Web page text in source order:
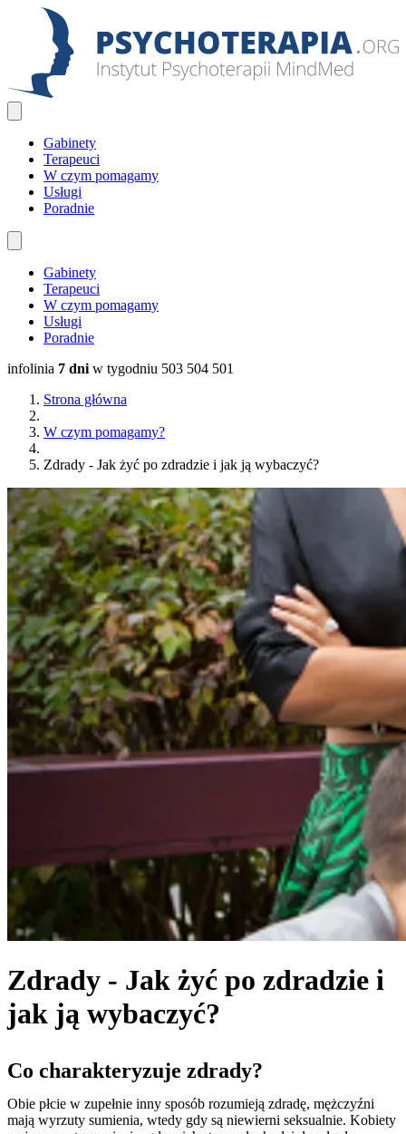
Gabinety
Terapeuci
W czym pomagamy
Usługi
Poradnie
Gabinety
Terapeuci
W czym pomagamy
Usługi
Poradnie
infolinia 7 dni w tygodniu 503 504 501
Strona główna
W czym pomagamy?
Zdrady - Jak żyć po zdradzie i jak ją wybaczyć?
Zdrady - Jak żyć po zdradzie i
jak ją wybaczyć?
Co charakteryzuje zdrady?
Obie płcie w zupełnie inny sposób rozumieją zdradę, mężczyźni
mają wyrzuty sumienia, wtedy gdy są niewierni seksualnie. Kobiety